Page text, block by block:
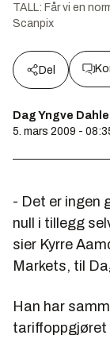
TALL: Får vi en
Scanpix
Del
Dag Yngve Dahle
5. mars 2009 -
- Det er ingen
null i tillegg
sier Kyrre
Markets, til
Han har
tariffoppgjøret